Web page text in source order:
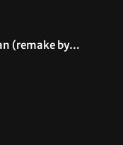
(remake by